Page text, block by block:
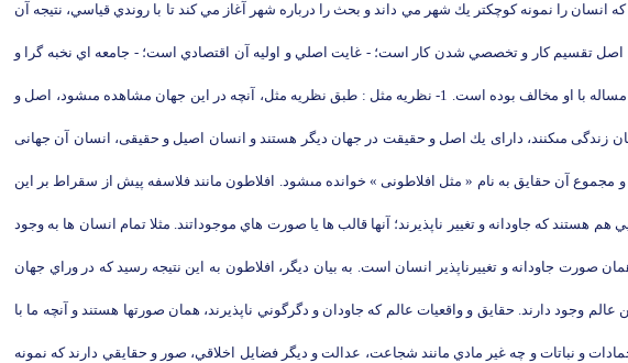
را نمونه كوچكتر يك شهر مي داند و بحث را درباره شهر آغاز مي كند تا با روندي قياسي، نتيجه آن
اصل تقسيم كار و تخصصي شدن كار است؛ - غايت اصلي و اوليه آن اقتصادي است؛ - جامعه اي نخبه گرا و
طبقاتي است. در ميان آراء و عقايد افلاطون، سه مساله وجود دارد كه اركان و مشخصات اصلى فلسفه وي را تشكيل مى‏دهد، و ارسطو در هر سه مساله با او مخالف بوده است. 1- نظريه مثل : طبق نظريه مثل، آنچه در اين جهان مشاهده مى‏شود، اصل و
زندگى مى‏كنند، داراى يك اصل و حقيقت در جهان ديگر هستند و انسان اصيل و حقيقى، انسان آن جهانى
مجموع آن حقايق به نام « مثل افلاطونى ‏» خوانده مى‏شود. افلاطون مانند فلاسفه پيش از سقراط بر اين
كه جاودانه و تغيير ناپذيرند؛ آنها قالب ها يا صورت هاي موجوداتند. مثلا تمام انسان ها به وجود
جاودانه و تغييرناپذير انسان است. به بيان ديگر، افلاطون به اين نتيجه رسيد كه در وراي جهان
وجود دارند. حقايق و واقعيات عالم كه جاودان و دگرگوني ناپذيرند، همان صورتها هستند و آنچه ما با
و نباتات و چه غير مادي مانند شجاعت، عدالت و ديگر فضايل اخلاقي، صور و حقايقي دارند كه نمونه